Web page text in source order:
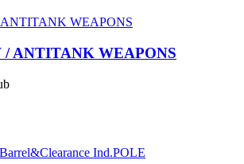
/ ANTITANK WEAPONS